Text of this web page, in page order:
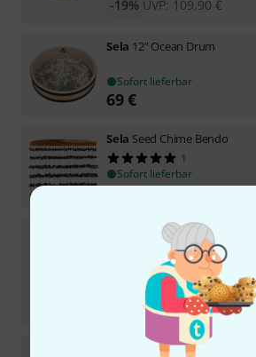
UVP: 109,90 €
-19%
Sela 12" Ocean Drum
Sofort lieferbar
69€
Sela Seed Chime Bendo
1
Sofort lieferbar
79€
Noah Bell 10 D5
1
Sofort lieferbar
UVP: 49,90 €
Noah Bell 12 G4